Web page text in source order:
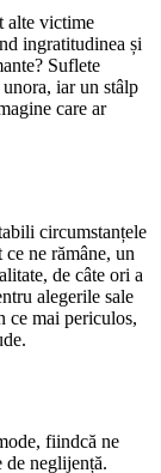
alte victime
ingratitudinea și
Suflete
iar un stâlp
care ar
circumstanțele
ne rămâne, un
de câte ori a
alegerile sale
ce mai periculos,
fiindcă ne
de neglijență.